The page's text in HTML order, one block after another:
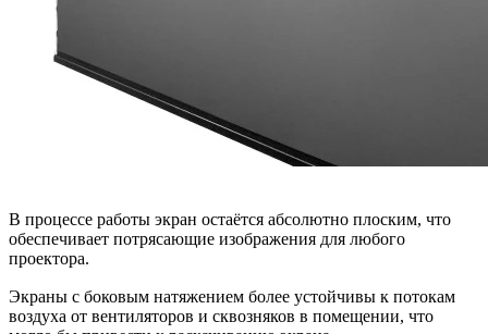
В процессе работы экран остаётся абсолютно плоским, что
обеспечивает потрясающие изображения для любого
проектора.
Экраны с боковым натяжением более устойчивы к потокам
воздуха от вентиляторов и сквозняков в помещении, что